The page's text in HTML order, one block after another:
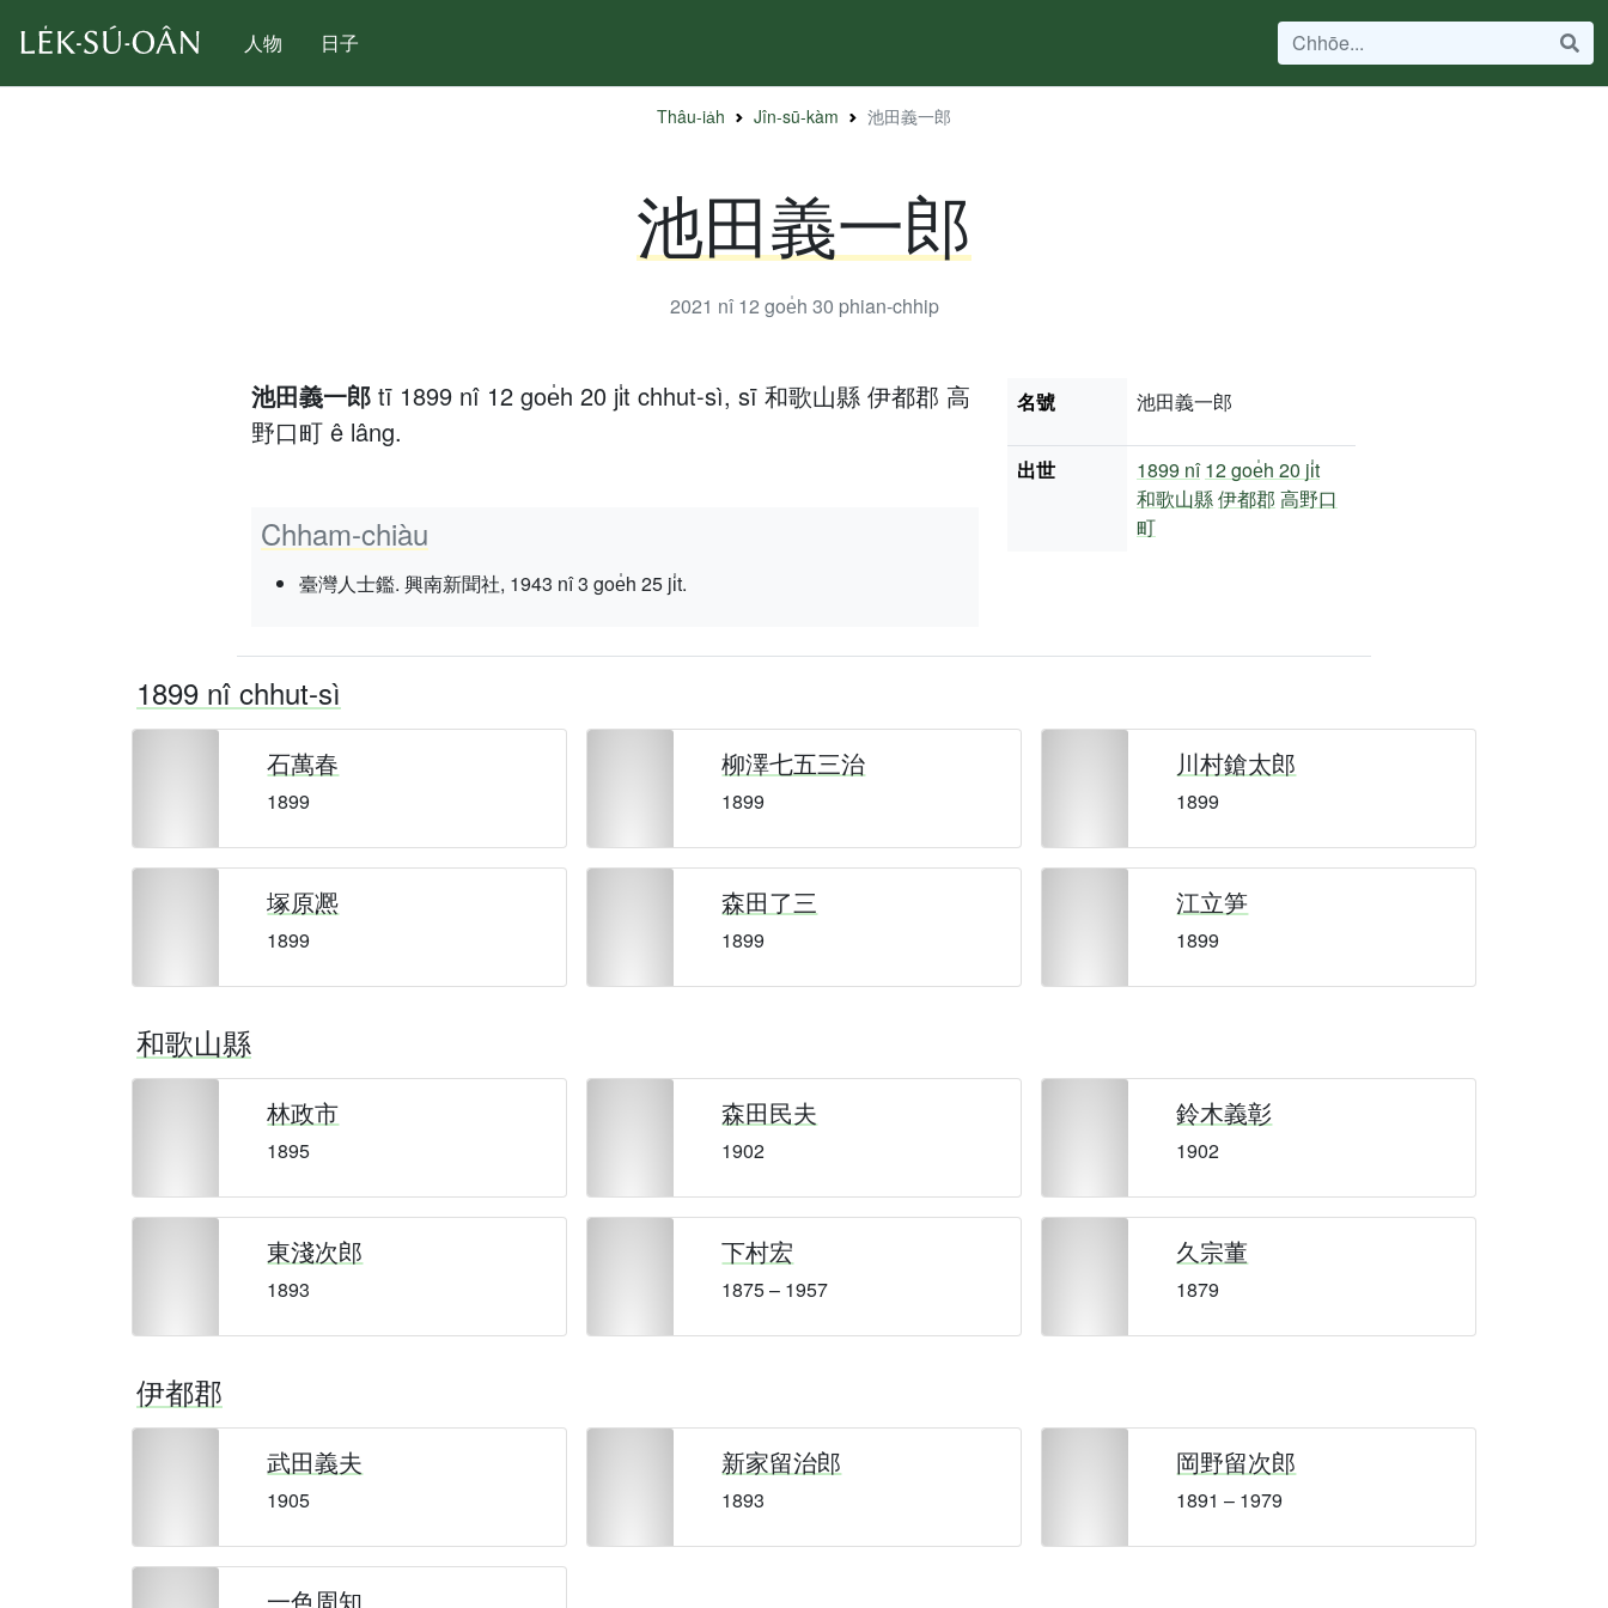
人物 日子
Thâu-ia̍h Jîn-sū-kàm 池田義一郎
池田義一郎
2021 nî 12 goe̍h 30 phian-chhip
池田義一郎 tī 1899 nî 12 goe̍h 20 ji̍t chhut-sì, sī 和歌山縣 伊都郡 高
野口町 ê lâng.
Chham-chiàu
臺灣人士鑑. 興南新聞社, 1943 nî 3 goe̍h 25 ji̍t.
名號 池田義一郎
出世 1899 nî 12 goe̍h 20 ji̍t
和歌山縣伊都郡 高野口
町
1899 nî chhut-sì
石萬春
1899
柳澤七五三治
1899
川村鎗太郎
1899
塚原凞
1899
森田了三
1899
江立笋
1899
和歌山縣
林政市
1895
森田民夫
1902
鈴木義彰
1902
東淺次郎
1893
下村宏
1875 – 1957
久宗董
1879
伊都郡
武田義夫
1905
新家留治郎
1893
岡野留次郎
1891 – 1979
一色周知